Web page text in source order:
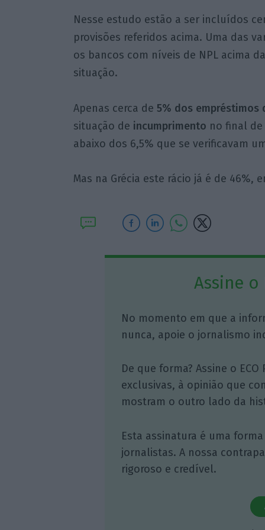
Nesse estudo estão a ser incluídos
provisões referidos acima. Uma das
os bancos com níveis de NPL acima
situação.
Apenas cerca de 5% dos empréstimos
situação de incumprimento no final de
abaixo dos 6,5% que se verificavam
Mas na Grécia este rácio já é de 46%,
Assine o
No momento em que a
nunca, apoie o jornalismo
De que forma? Assine o
exclusivas, à opinião que
mostram o outro lado da
Esta assinatura é uma
jornalistas. A nossa
rigoroso e credível.